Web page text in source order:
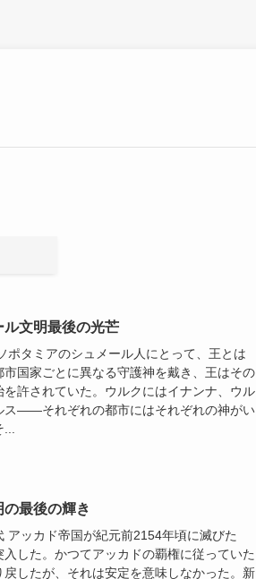
文明最後の光芒
ポタミアのシュメール人にとって、王とは
市国家ごとに異なる守護神を戴き、王はその
許されていた。ウルクにはイナンナ、ウル
ス——それぞれの都市にはそれぞれの神がい
最後の輝き
アッカド帝国が紀元前2154年頃に滅びた
した。かつてアッカドの覇権に従っていた
したが、それは安定を意味しなかった。新